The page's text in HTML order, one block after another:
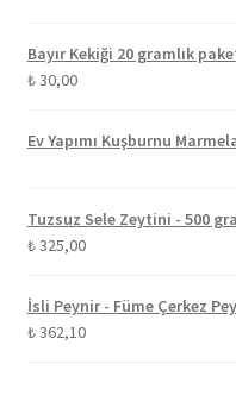
Bayır Kekiği 20 gramlık
₺30,00
Ev Yapımı Kuşburnu
Tuzsuz Sele Zeytini - 500
₺325,00
İsli Peynir - Füme Çerkez
₺362,10